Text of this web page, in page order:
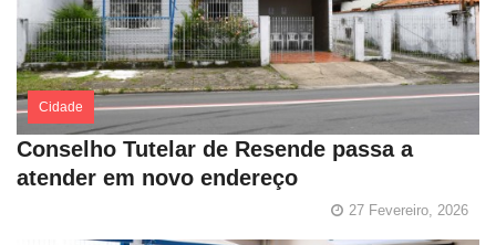
Cidade
Conselho Tutelar de Resende passa a
atender em novo endereço
27 Fevereiro, 2026